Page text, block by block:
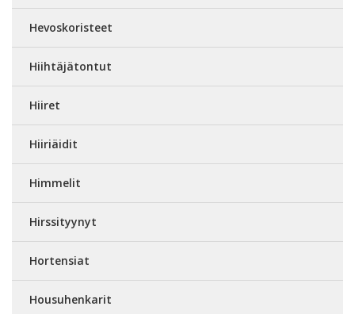
Hevoskoristeet
Hiihtäjätontut
Hiiret
Hiiriäidit
Himmelit
Hirssityynyt
Hortensiat
Housuhenkarit